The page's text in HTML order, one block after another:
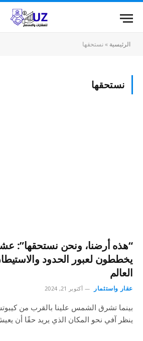
الرئيسية »نستحقها
نستحقها
“هذه أرضنا، ونحن نستحقها”:
يخططون لعبور الحدود
العالم
عقار واستثمار أكتوبر 21, 2024
بينما تشرق الشمس علينا بالقرب من
ينظر آفي نحو المكان الذي يريد حقًا أن